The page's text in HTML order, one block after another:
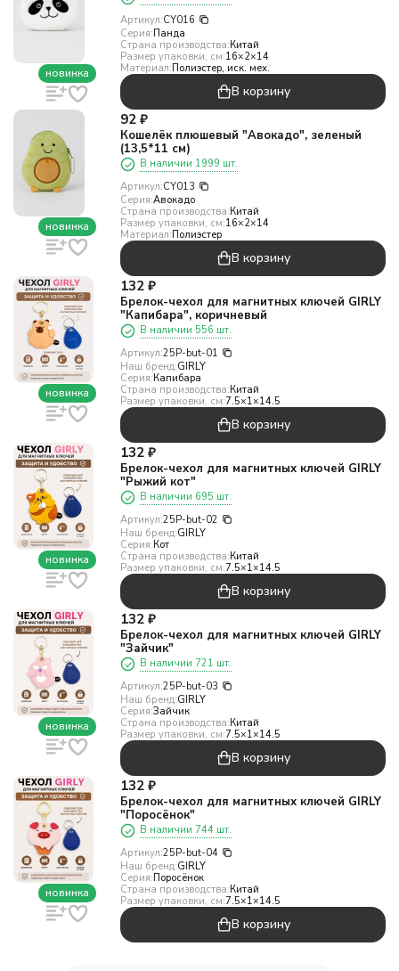
новинка
Артикул:CY016
Серия:Панда
Страна производства:Китай
Размер упаковки, см:16×2×14
Материал:Полиэстер, иск. мех.
В корзину
новинка
92 ₽
Кошелёк плюшевый "Авокадо", зеленый
(13,5*11 см)
В наличии 1999 шт.
Артикул:CY013
Серия:Авокадо
Страна производства:Китай
Размер упаковки, см:16×2×14
Материал:Полиэстер
В корзину
новинка
132 ₽
Брелок-чехол для магнитных ключей GIRLY
"Капибара", коричневый
В наличии 556 шт.
Артикул:25P-but-01
Наш бренд:GIRLY
Серия:Капибара
Страна производства:Китай
Размер упаковки, см:7.5×1×14.5
В корзину
новинка
132 ₽
Брелок-чехол для магнитных ключей GIRLY
"Рыжий кот"
В наличии 695 шт.
Артикул:25P-but-02
Наш бренд:GIRLY
Серия:Кот
Страна производства:Китай
Размер упаковки, см:7.5×1×14.5
В корзину
новинка
132 ₽
Брелок-чехол для магнитных ключей GIRLY
"Зайчик"
В наличии 721 шт.
Артикул:25P-but-03
Наш бренд:GIRLY
Серия:Зайчик
Страна производства:Китай
Размер упаковки, см:7.5×1×14.5
В корзину
новинка
132 ₽
Брелок-чехол для магнитных ключей GIRLY
"Поросёнок"
В наличии 744 шт.
Артикул:25P-but-04
Наш бренд:GIRLY
Серия:Поросёнок
Страна производства:Китай
Размер упаковки, см:7.5×1×14.5
В корзину